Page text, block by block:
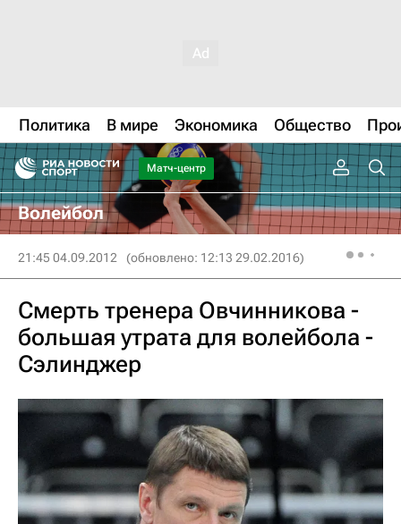
Политика В мире Экономика Общество
Матч-центр
Волейбол
21:45 04.09.2012 (обновлено: 12:13 29.02.2016)
Смерть тренера Овчинникова -
большая утрата для волейбола -
Сэлинджер